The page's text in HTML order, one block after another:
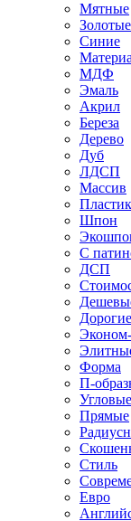
Мятные
Золотые
Синие
МДФ
Эмаль
Акрил
Береза
Дерево
Дуб
ЛДСП
Массив
Пластик
Шпон
С
ДСП
Дорогие
Форма
П-
Угловые
Прямые
Стиль
Евро